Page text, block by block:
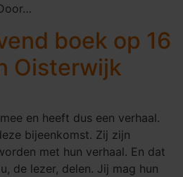
boek op 16
Oisterwijk
en heeft dus een verhaal.
bijeenkomst. Zij zijn
met hun verhaal. En dat
de lezer, delen. Jij mag hun